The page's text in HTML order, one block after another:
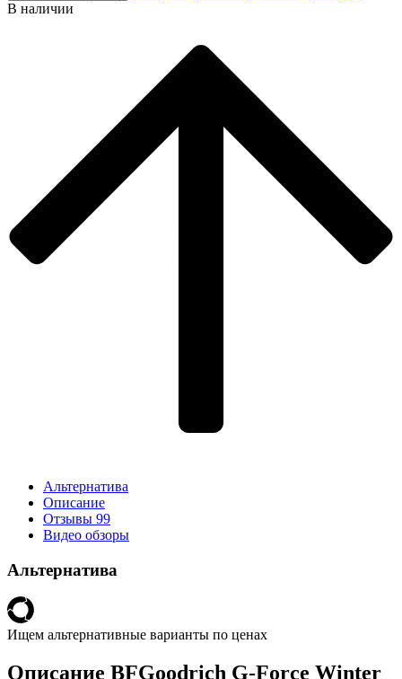
В наличии
Альтернатива
Описание
Отзывы 99
Видео обзоры
Альтернатива
Ищем альтернативные варианты по ценах
Описание BFGoodrich G-Force Winter